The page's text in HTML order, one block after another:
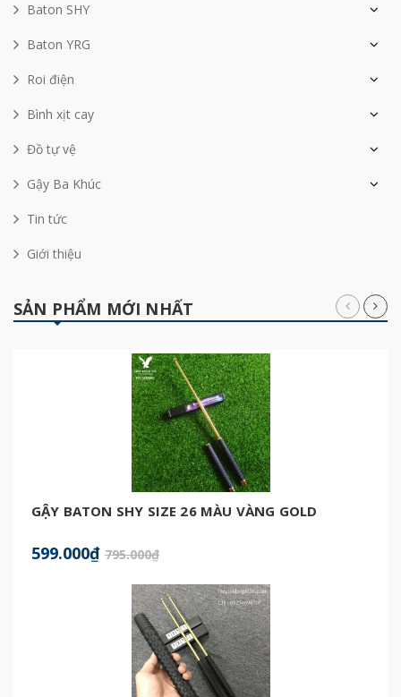
Baton SHY
Baton YRG
Roi điện
Bình xịt cay
Đồ tự vệ
Gậy Ba Khúc
Tin tức
Giới thiệu
SẢN PHẨM MỚI NHẤT
GẬY BATON SHY SIZE 26 MÀU VÀNG GOLD
599.000₫ 795.000₫